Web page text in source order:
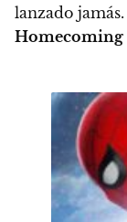
lanzado jamás.
Homecoming